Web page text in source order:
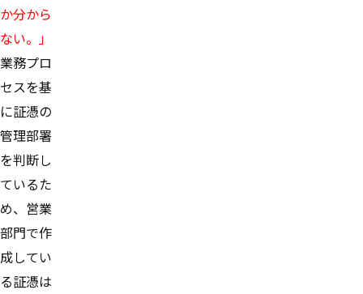
か分から
ない。」
業務プロ
セスを基
に証憑の
管理部署
を判断し
ているた
め、営業
部門で作
成してい
る証憑は